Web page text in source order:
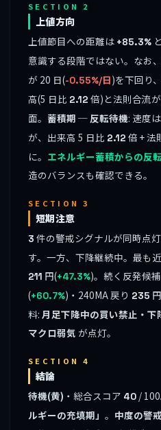
SECTION 2
上値方向
上値節目への距離は +85.3%
意識する段階ではない。なお
が 20 日(-0.55%/日)を下回り
高(5 日比 2.12 倍)と法則合流
面。 蓄積期 ─ 反転待機: 速度
が、出来高 5 日比 2.12 倍 + 法
に。 エネルギー蓄積からの反転
造のバランスも確認できる。
SECTION 3
短期注意
3 件の警戒シグナルが同時点
す。一方、下降継続中。最も
211 円(+47.3%)。続く反発候
(+60.7%)・240MA 戻り 235
料: 月足下降中の買い禁止・下
マクロ弱気 が点灯。
SECTION 4
結論
待機(黄) ・総合スコア 40 /
ルギーの充填期」 。 中度の警